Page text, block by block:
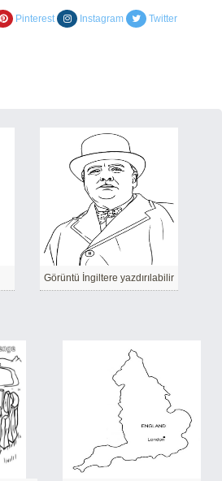
Pinterest Instagram Twitter
Görüntü İngiltere yazdırılabilir